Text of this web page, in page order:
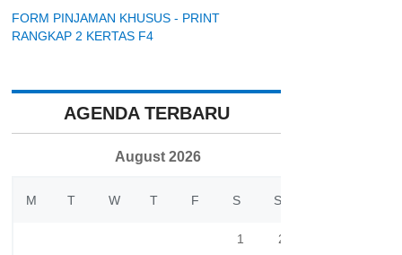
FORM PINJAMAN KHUSUS - PRINT
RANGKAP 2 KERTAS F4
AGENDA TERBARU
August 2026
M T W T F S S
1 2